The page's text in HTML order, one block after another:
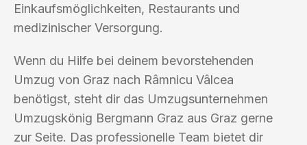
Einkaufsmöglichkeiten, Restaurants und
medizinischer Versorgung.
Wenn du Hilfe bei deinem bevorstehenden
Umzug von Graz nach Râmnicu Vâlcea
benötigst, steht dir das Umzugsunternehmen
Umzugskönig Bergmann Graz aus Graz gerne
zur Seite. Das professionelle Team bietet dir